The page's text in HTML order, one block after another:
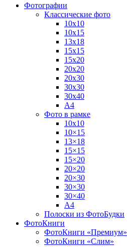
Фотографии
Классические фото
10х10
10х15
13х18
15х15
15х20
20х20
20х30
30х30
30х40
А4
Фото в рамке
10х10
10×15
13×18
15×15
15×20
20×20
20×30
30×30
30×40
A4
Полоски из ФотоБудки
ФотоКниги
ФотоКниги «Премиум»
ФотоКниги «Слим»